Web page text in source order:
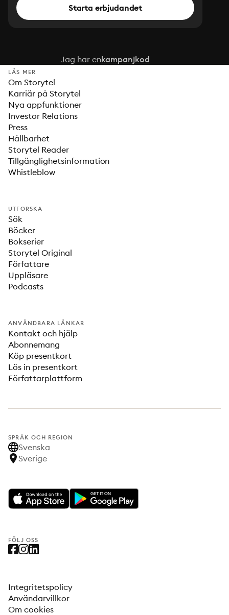
Starta erbjudandet
Jag har enkampanjkod
LÄS MER
Om Storytel
Karriär på Storytel
Nya appfunktioner
Investor Relations
Press
Hållbarhet
Storytel Reader
Tillgänglighetsinformation
Whistleblow
UTFORSKA
Sök
Böcker
Bokserier
Storytel Original
Författare
Uppläsare
Podcasts
ANVÄNDBARA LÄNKAR
Kontakt och hjälp
Abonnemang
Köp presentkort
Lös in presentkort
Författarplattform
SPRÅK OCH REGION
Svenska
Sverige
FÖLJ OSS
Integritetspolicy
Användarvillkor
Om cookies